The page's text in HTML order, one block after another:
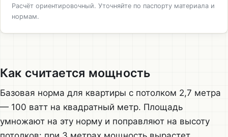
Расчёт ориентировочный. Уточняйте по паспорту материала и
нормам.
Как считается мощность
Базовая норма для квартиры с потолком 2,7 метра
— 100 ватт на квадратный метр. Площадь
умножают на эту норму и поправляют на высоту